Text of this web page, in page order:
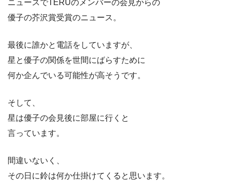
ニュースでTERUのメンバーの会見からの
優子の芥沢賞受賞のニュース。
最後に誰かと電話をしていますが、
星と優子の関係を世間にばらすために
何か企んでいる可能性が高そうです。
そして、
星は優子の会見後に部屋に行くと
言っています。
間違いないく、
その日に鈴は何か仕掛けてくると思います。